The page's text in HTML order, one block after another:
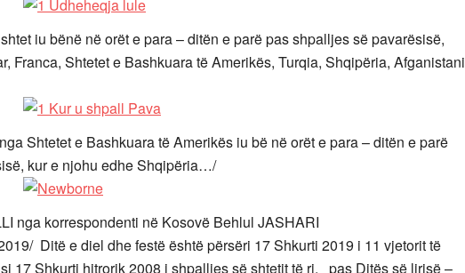
iu bënë në orët e para – ditën e parë pas shpalljes së pavarësisë,
Franca, Shtetet e Bashkuara të Amerikës, Turqia, Shqipëria, Afganistani
Shtetet e Bashkuara të Amerikës iu bë në orët e para – ditën e parë
kur e njohu edhe Shqipëria…/
nga korrespondenti në Kosovë Behlul JASHARI
Ditë e diel dhe festë është përsëri 17 Shkurti 2019 i 11 vjetorit të
17 Shkurti hitrorik 2008 i shpalljes së shtetit të ri, pas Ditës së lirisë –